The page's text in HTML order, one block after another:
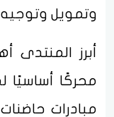
وتمويل وتوجيه
أبرز المنتدى
محركًا أساسيًا
مبادرات